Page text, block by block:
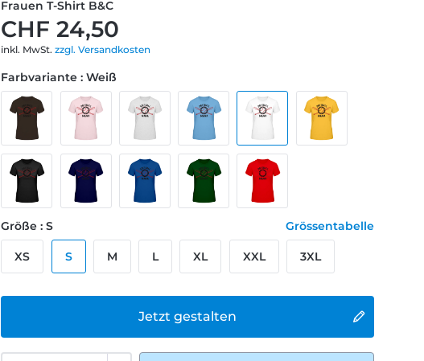
Frauen T-Shirt B&C
CHF 24,50
inkl. MwSt.zzgl. Versandkosten
Jetzt gestalten
Farbvariante : Weiß
Größe : S Grössentabelle
XS S M L XL XXL 3XL